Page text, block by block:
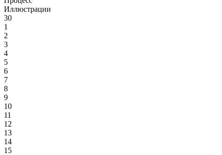
Иллюстрации
30
1
2
3
4
5
6
7
8
9
10
11
12
13
14
15